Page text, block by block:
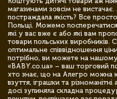
магазинами зовсім не
постраждала якість? Все
Польщі. Можемо
які у вас вже є або які вам
товари польських виробників.
оптимальне співвідношення
потрібно, ви можете на нашому
«BABY.co.ua» – ваш торговий
хто знає, що на Алегро можна
взуття, іграшки та
досі зупиняла складна